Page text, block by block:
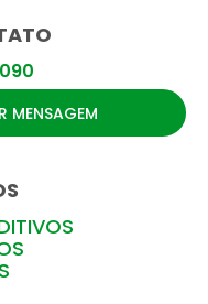
MENSAGEM